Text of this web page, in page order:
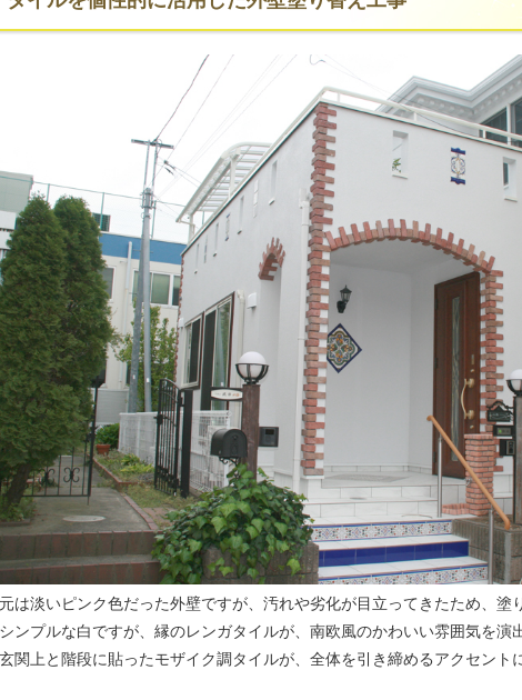
元は淡いピンク色だった外壁ですが、汚れや劣化が目立ってきたため、塗
シンプルな白ですが、縁のレンガタイルが、南欧風のかわいい雰囲気を演出
玄関上と階段に貼ったモザイク調タイルが、全体を引き締めるアクセント